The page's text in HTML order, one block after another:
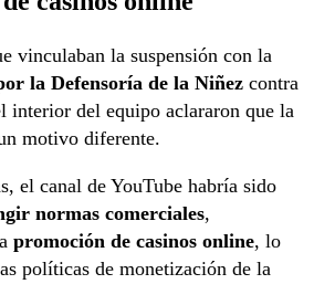
vinculaban la suspensión con la
la Defensoría de la Niñez contra
interior del equipo aclararon que la
motivo diferente.
el canal de YouTube habría sido
normas comerciales,
promoción de casinos online, lo
políticas de monetización de la